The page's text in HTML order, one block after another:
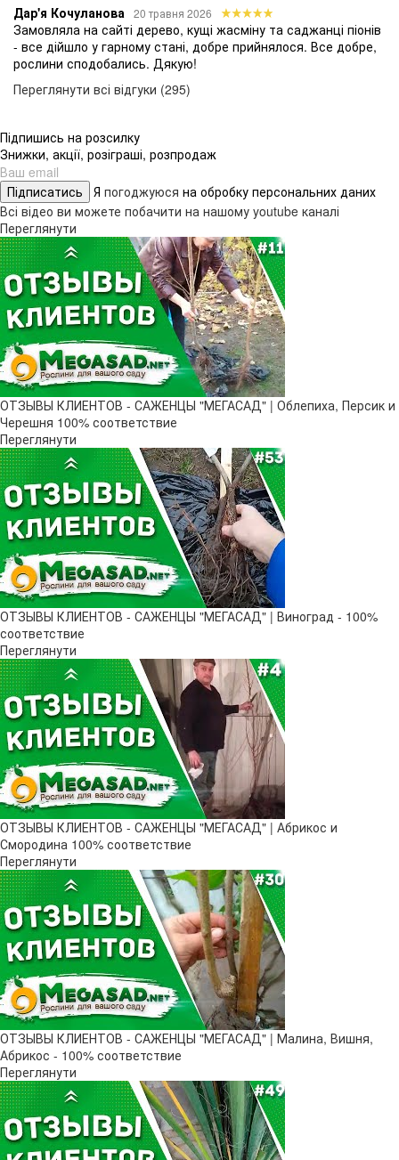
Дар'я Кочуланова 20 травня 2026
Замовляла на сайті дерево, кущі жасміну та саджанці піонів
- все дійшло у гарному стані, добре прийнялося. Все добре,
рослини сподобались. Дякую!
Переглянути всі відгуки (295)
Підпишись на розсилку
Знижки, акції, розіграші, розпродаж
Підписатись Я погоджуюся на обробку персональних даних
Всі відео ви можете побачити на нашому youtube каналі
Переглянути
ОТЗЫВЫ КЛИЕНТОВ - САЖЕНЦЫ "МЕГАСАД" | Облепиха, Персик и
Черешня 100% соответствие
Переглянути
ОТЗЫВЫ КЛИЕНТОВ - САЖЕНЦЫ "МЕГАСАД" | Виноград - 100%
соответствие
Переглянути
ОТЗЫВЫ КЛИЕНТОВ - САЖЕНЦЫ "МЕГАСАД" | Абрикос и
Смородина 100% соответствие
Переглянути
ОТЗЫВЫ КЛИЕНТОВ - САЖЕНЦЫ "МЕГАСАД" | Малина, Вишня,
Абрикос - 100% соответствие
Переглянути